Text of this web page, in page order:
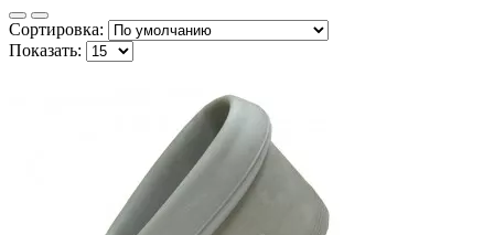
Сортировка:
Показать: